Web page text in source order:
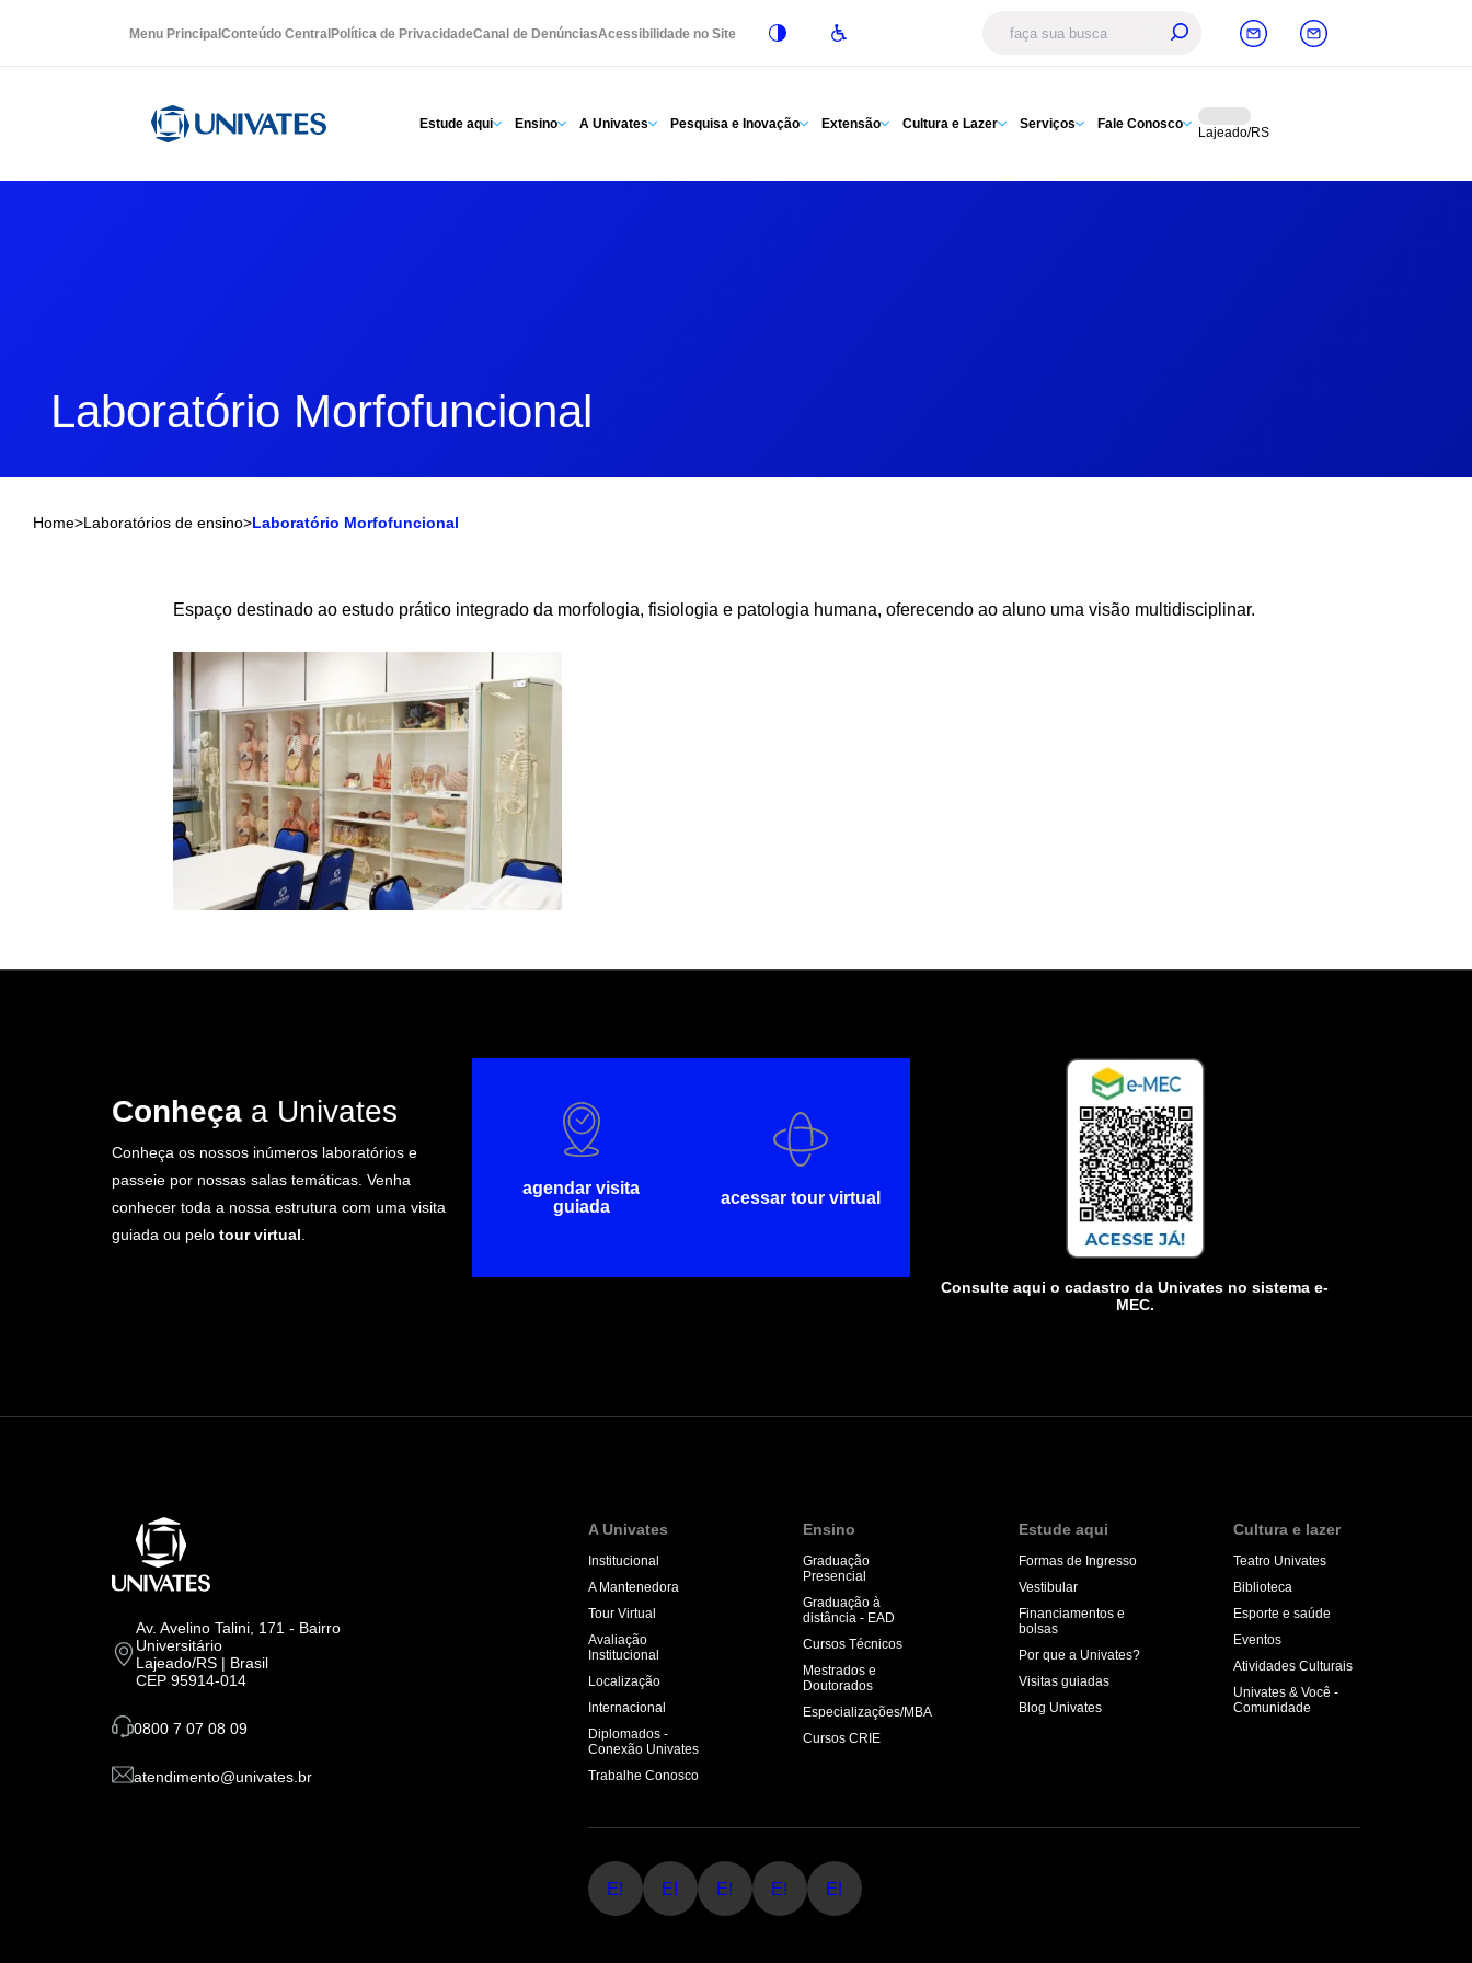
Menu Principal Conteúdo Central Política de PrivacidadeCanal de DenúnciasAcessibilidade no Site
Estude aqui Ensino A Univates Pesquisa e Inovação Extensão Cultura e Lazer Serviços Fale Conosco
Lajeado/RS
Laboratório Morfofuncional
Home>Laboratórios de ensino>Laboratório Morfofuncional
Espaço destinado ao estudo prático integrado da morfologia, fisiologia e patologia humana, oferecendo ao aluno uma visão multidisciplinar.
Conheça a Univates
Conheça os nossos inúmeros laboratórios e
passeie por nossas salas temáticas. Venha
conhecer toda a nossa estrutura com uma visita
guiada ou pelo tour virtual
agendar visita
guiada
acessar tour virtual
Consulte aqui o cadastro da Univates no sistema e-
MEC.
Av. Avelino Talini, 171 - Bairro
Universitário
Lajeado/RS | Brasil
CEP 95914-014
0800 7 07 08 09
atendimento@univates.br
A Univates
Institucional
A Mantenedora
Tour Virtual
Avaliação
Institucional
Localização
Internacional
Diplomados -
Conexão Univates
Trabalhe Conosco
Ensino
Graduação
Presencial
Graduação à
distância - EAD
Cursos Técnicos
Mestrados e
Doutorados
Especializações/MBA
Cursos CRIE
Estude aqui
Formas de Ingresso
Vestibular
Financiamentos e
bolsas
Por que a Univates?
Visitas guiadas
Blog Univates
Cultura e lazer
Teatro Univates
Biblioteca
Esporte e saúde
Eventos
Atividades Culturais
Univates & Você -
Comunidade
E! E! E! E! E!